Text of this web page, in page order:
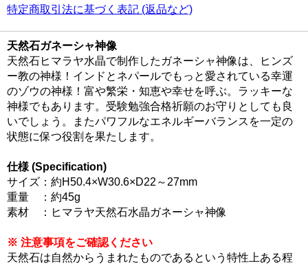
特定商取引法に基づく表記 (返品など)
天然石ガネーシャ神像
天然石ヒマラヤ水晶で制作したガネーシャ神像は、ヒンズ
ー教の神様！インドとネパールでもっと愛されている幸運
のゾウの神様！富や繁栄・知恵や幸せを呼ぶ。ラッキーな
神様でもあります。受験勉強合格祈願のお守りとしても良
いでしょう。またパワフルなエネルギーバランスを一定の
状態に保つ役割を果たします。
仕様 (Specification)
サイズ：約H50.4×W30.6×D22～27mm
重量 ：約45g
素材 ：ヒマラヤ天然石水晶ガネーシャ神像
※ 注意事項をご確認ください
天然石は自然からうまれたものであるという特性上ある程